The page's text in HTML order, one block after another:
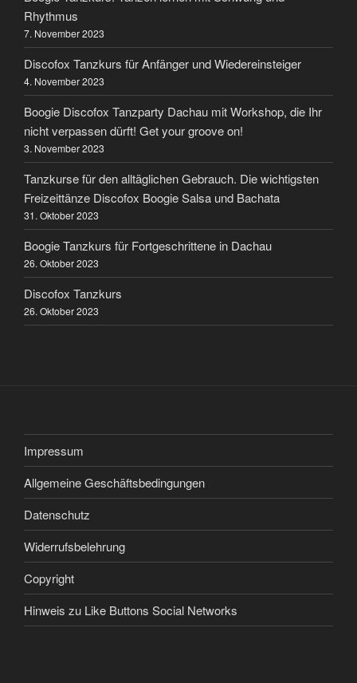
Rhythmus
7. November 2023
Discofox Tanzkurs für Anfänger und Wiedereinsteiger
4. November 2023
Boogie Discofox Tanzparty Dachau mit Workshop, die Ihr
nicht verpassen dürft! Get your groove on!
3. November 2023
Tanzkurse für den alltäglichen Gebrauch. Die wichtigsten
Freizeittänze Discofox Boogie Salsa und Bachata
31. Oktober 2023
Boogie Tanzkurs für Fortgeschrittene in Dachau
26. Oktober 2023
Discofox Tanzkurs
26. Oktober 2023
Impressum
Allgemeine Geschäftsbedingungen
Datenschutz
Widerrufsbelehrung
Copyright
Hinweis zu Like Buttons Social Networks